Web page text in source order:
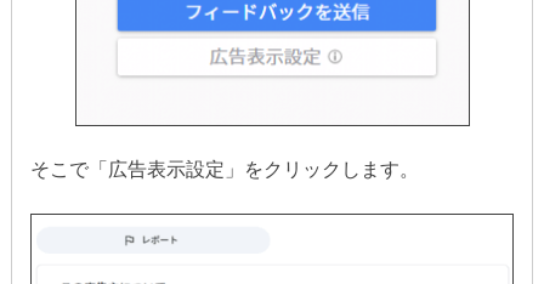
そこで「広告表示設定」をクリックします。